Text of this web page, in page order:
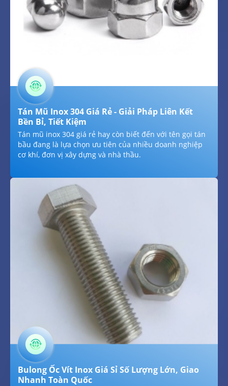
Tán Mũ Inox 304 Giá Rẻ - Giải Pháp Liên Kết
Bền Bỉ, Tiết Kiệm
Tán mũ inox 304 giá rẻ hay còn biết đến với tên gọi tán
bầu đang là lựa chọn ưu tiên của nhiều doanh nghiệp
cơ khí, đơn vị xây dựng và nhà thầu.
Bulong Ốc Vít Inox Giá Sỉ Số Lượng Lớn, Giao
Nhanh Toàn Quốc